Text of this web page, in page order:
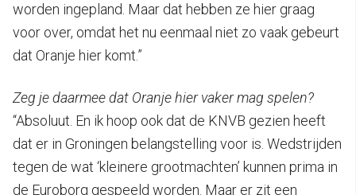
worden ingepland. Maar dat hebben ze hier graag
voor over, omdat het nu eenmaal niet zo vaak gebeurt
dat Oranje hier komt.”
Zeg je daarmee dat Oranje hier vaker mag spelen?
“Absoluut. En ik hoop ook dat de KNVB gezien heeft
dat er in Groningen belangstelling voor is. Wedstrijden
tegen de wat ‘kleinere grootmachten’ kunnen prima in
de Euroborg gespeeld worden. Maar er zit een